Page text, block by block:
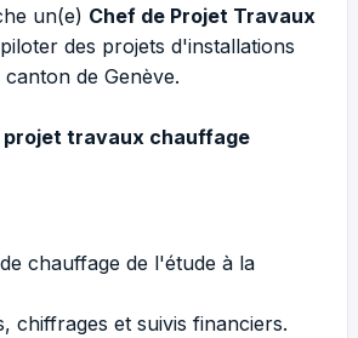
un(e) Chef de Projet Travaux
des projets d'installations
de Genève.
projet travaux chauffage
chauffage de l'étude à la
chiffrages et suivis financiers.